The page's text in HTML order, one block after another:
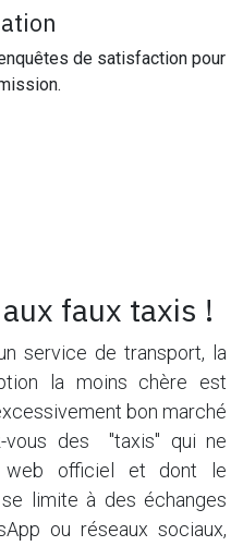
de satisfaction pour
faux taxis !
service de transport, la
la moins chère est
bon marché
des "taxis" qui ne
web officiel et dont le
limite à des échanges
ou réseaux sociaux,